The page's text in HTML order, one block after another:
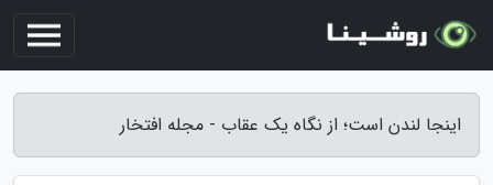
اینجا لندن است؛ از نگاه یک عقاب - مجله افتخار